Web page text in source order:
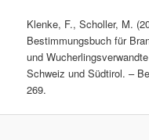
Klenke, F., Scholler, M.
Bestimmungsbuch für
und
Schweiz und Südtirol. –
269.